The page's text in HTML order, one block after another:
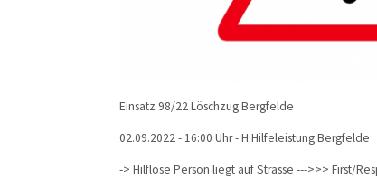
Einsatz 98/22 Löschzug Bergfelde
02.09.2022 - 16:00 Uhr - H:Hilfeleistung Bergfelde
-> Hilflose Person liegt auf Strasse --->>> First/